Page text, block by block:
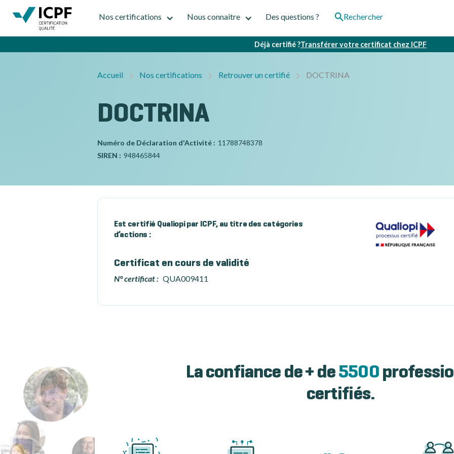
Nos certifications Nous connaitre Des questions ? Rechercher
Déjà certifié ?Transférer votre certificat chez ICPF
Accueil Nos certifications Retrouver un certifié DOCTRINA
DOCTRINA
Numéro de Déclaration d'Activité : 11788748378
SIREN : 948465844
Est certifié Qualiopi par ICPF, au titre des catégories
d’actions :
Certificat en cours de validité
N° certificat : QUA009411
La confiance de + de 5500
certifiés.